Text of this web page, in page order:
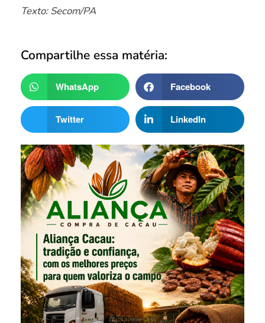
Texto: Secom/PA
Compartilhe essa matéria:
WhatsApp Facebook
Twitter LinkedIn